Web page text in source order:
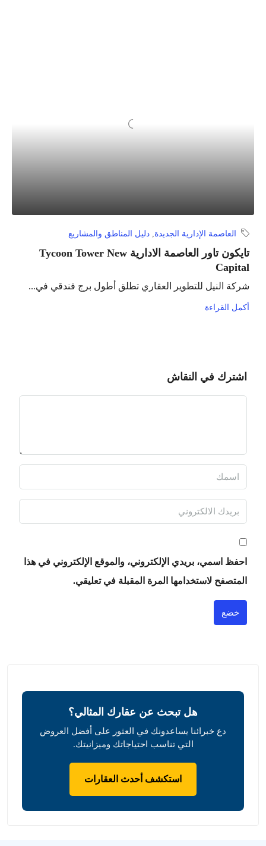
العاصمة الإدارية الجديدة دليل المناطق والمشاريع
تايكون تاور العاصمة الادارية Tycoon Tower New
Capital
شركة النيل للتطوير العقاري تطلق أطول برج فندقي في...
أكمل القراءة
اشترك في النقاش
احفظ اسمي، بريدي الإلكتروني، والموقع الإلكتروني في هذا
المتصفح لاستخدامها المرة المقبلة في تعليقي.
خضع
هل تبحث عن عقارك المثالي؟
دع خبرائنا يساعدونك في العثور على أفضل العروض
التي تناسب احتياجاتك وميزانيتك.
استكشف أحدث العقارات